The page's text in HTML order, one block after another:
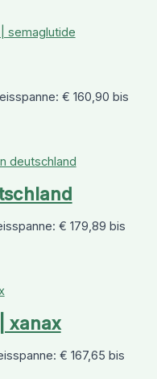
€ 160,90 bis
€ 179,89 bis
xanax
€ 167,65 bis